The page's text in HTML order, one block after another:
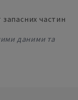
частин
даними та